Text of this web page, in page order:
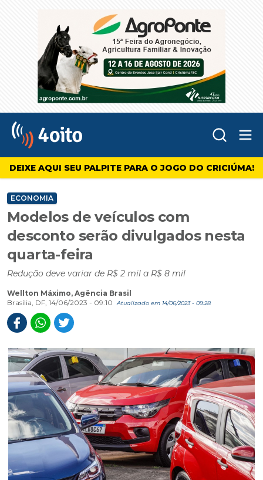
4oito
DEIXE AQUI SEU PALPITE PARA O JOGO DO CRICIÚMA!
ECONOMIA
Modelos de veículos com
desconto serão divulgados nesta
quarta-feira
Redução deve variar de R$ 2 mil a R$ 8 mil
Wellton Máximo, Agência Brasil
Brasília, DF, 14/06/2023 - 09:10
Atualizado em 14/06/2023 - 09:28